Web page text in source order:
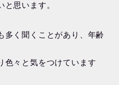
と思います。
多く聞くことがあり、年齢
色々と気をつけています